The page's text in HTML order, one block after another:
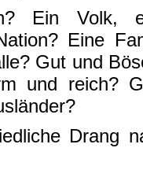
Ein Volk,
Eine
Gut und
und reich?
Drang